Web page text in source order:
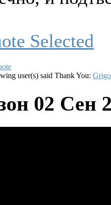
user(s) said Thank You:
02 Сен